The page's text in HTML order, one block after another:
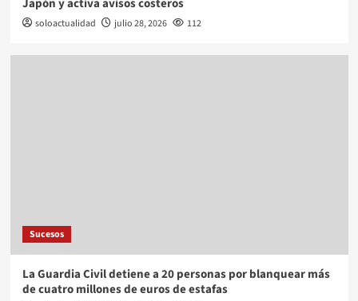
soloactualidad julio 28, 2026 112
Sucesos
La Guardia Civil detiene a 20 personas por blanquear más
de cuatro millones de euros de estafas